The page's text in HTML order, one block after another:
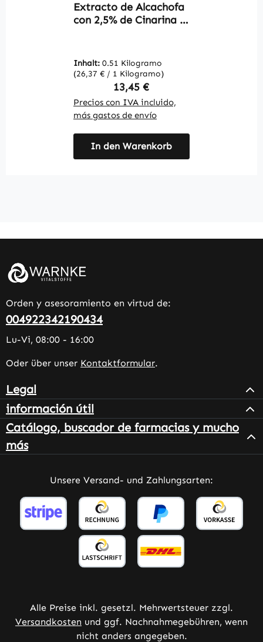
Extracto de Alcachofa
con 2,5% de Cinarina -
Warnke Vitalstoffe
Inhalt: 0.51 Kilogramo
(26,37 € / 1 Kilogramo)
Regulärer Preis:
13,45 €
Precios con IVA incluido,
más gastos de envío
In den Warenkorb
Orden y asesoramiento en virtud de:
004922342190434
Lu-Vi, 08:00 - 16:00
Oder über unser Kontaktformular.
Legal
información útil
Catálogo, buscador de farmacias y mucho
más
Unsere Versand- und Zahlungsarten:
Alle Preise inkl. gesetzl. Mehrwertsteuer zzgl.
Versandkosten und ggf. Nachnahmegebühren, wenn
nicht anders angegeben.